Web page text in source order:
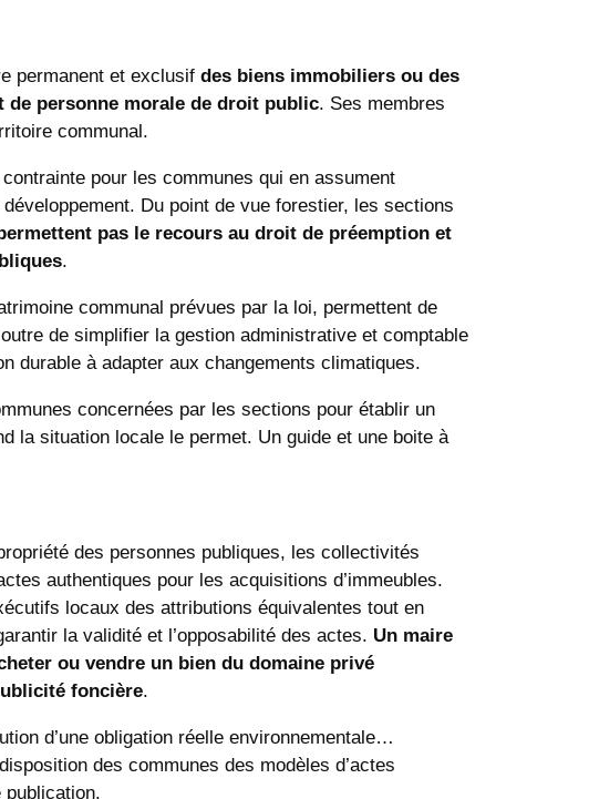
permanent et exclusif des biens immobiliers ou des
de personne morale de droit public. Ses membres
communal.
pour les communes qui en assument
Du point de vue forestier, les sections
pas le recours au droit de préemption et
.
communal prévues par la loi, permettent de
de simplifier la gestion administrative et comptable
durable à adapter aux changements climatiques.
concernées par les sections pour établir un
la situation locale le permet. Un guide et une boite à
des personnes publiques, les collectivités
authentiques pour les acquisitions d’immeubles.
locaux des attributions équivalentes tout en
la validité et l’opposabilité des actes. Un maire
ou vendre un bien du domaine privé
foncière.
d’une obligation réelle environnementale…
des communes des modèles d’actes
publication.